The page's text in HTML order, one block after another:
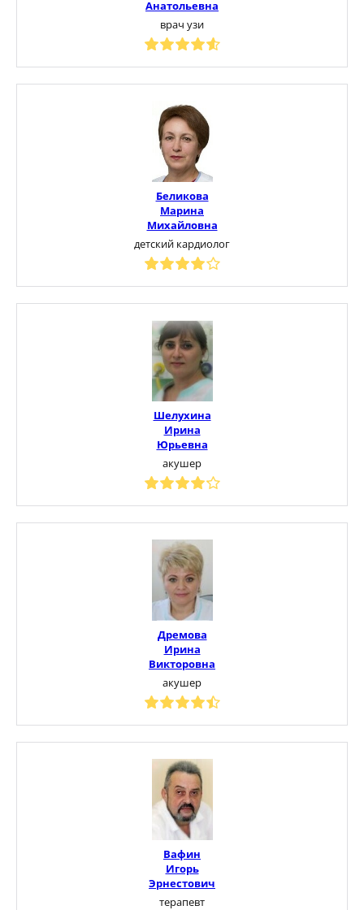
Анатольевна
врач узи
Беликова
Марина
Михайловна
детский кардиолог
Шелухина
Ирина
Юрьевна
акушер
Дремова
Ирина
Викторовна
акушер
Вафин
Игорь
Эрнестович
терапевт